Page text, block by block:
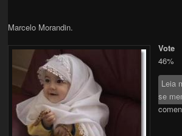
Marcelo Morandin.
Vote
46%
Leia
se